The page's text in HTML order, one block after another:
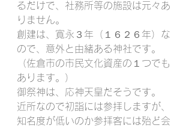
るだけで、社務所等の施設は元々あ
りません。
創建は、寛永３年（１６２６年）な
ので、意外と由緒ある神社です。
（佐倉市の市民文化資産の１つでも
あります。）
御祭神は、応神天皇だそうです。
近所なので初詣には参拝しますが、
知名度が低いのか参拝客には殆ど会